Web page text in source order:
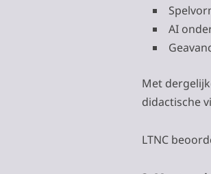
AI
Met
didactische
LTNC